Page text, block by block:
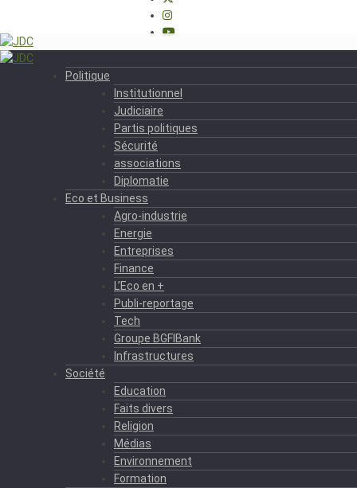
Politique
Institutionnel
Judiciaire
Partis politiques
Sécurité
associations
Diplomatie
Eco et Business
Agro-industrie
Energie
Entreprises
Finance
L’Eco en +
Publi-reportage
Tech
Groupe BGFIBank
Infrastructures
Société
Education
Faits divers
Religion
Médias
Environnement
Formation